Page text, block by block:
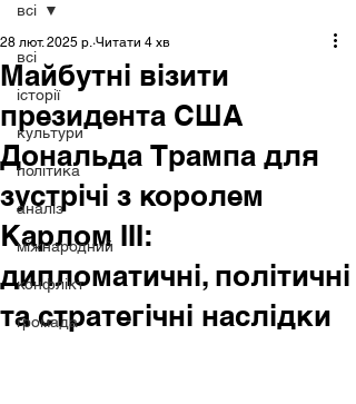
всі
історії
культури
політика
аналіз
міжнародний
конфлікт
громада
всі
Майбутні візити
президента США
Дональда Трампа для
зустрічі з королем
Карлом III:
дипломатичні, політичні
та стратегічні наслідки
28 лют. 2025 р. Читати 4 хв